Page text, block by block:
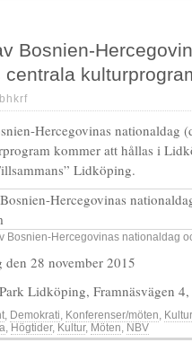
Bosnien-
centrala
bhkrf
Hercegovinas nationaldag
kommer att hållas i
Lidköping.
Bosnien-Hercegovinas nationaldag
28 november 2015
Lidköping, Framnäsvägen
, Demokrati, Konferenser/möten, Kultur
, Högtider, Kultur, Möten, NBV